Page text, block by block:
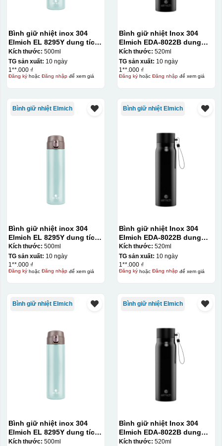
thêm tiền
Hộp xi lót lụa
Hộp xi ấm chén
Bình giữ nhiệt inox 304
Elmich EL 8295Y dung tích
500ml
Kích thước: 500ml
TG sản xuất: 10 ngày
1**.000 ₫
Đăng kýhoặc Đăng nhậpđể xem giá
Bình giữ nhiệt Inox 304
Elmich EDA-8022B dung
tích 520ml
Kích thước: 520ml
TG sản xuất: 10 ngày
1**.000 ₫
Đăng kýhoặc Đăng nhậpđể xem giá
Bình giữ nhiệt Elmich
Bình giữ nhiệt inox 304
Elmich EL 8295Y dung tích
500ml
Kích thước: 500ml
TG sản xuất: 10 ngày
1**.000 ₫
Đăng kýhoặc Đăng nhậpđể xem giá
Bình giữ nhiệt Elmich
Bình giữ nhiệt Inox 304
Elmich EDA-8022B dung
tích 520ml
Kích thước: 520ml
TG sản xuất: 10 ngày
1**.000 ₫
Đăng kýhoặc Đăng nhậpđể xem giá
Bình giữ nhiệt Elmich
Bình giữ nhiệt inox 304
Elmich EL 8295Y dung tích
500ml
Kích thước: 500ml
Bình giữ nhiệt Elmich
Bình giữ nhiệt Inox 304
Elmich EDA-8022B dung
tích 520ml
Kích thước: 520ml